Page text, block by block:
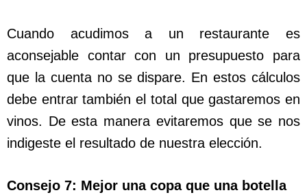
Cuando acudimos a un restaurante es
aconsejable contar con un presupuesto para
que la cuenta no se dispare. En estos cálculos
debe entrar también el total que gastaremos en
vinos. De esta manera evitaremos que se nos
indigeste el resultado de nuestra elección.
Consejo 7: Mejor una copa que una botella